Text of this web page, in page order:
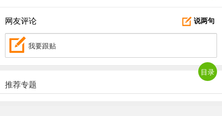
说两句
网友评论
我要跟贴
推荐专题
目录